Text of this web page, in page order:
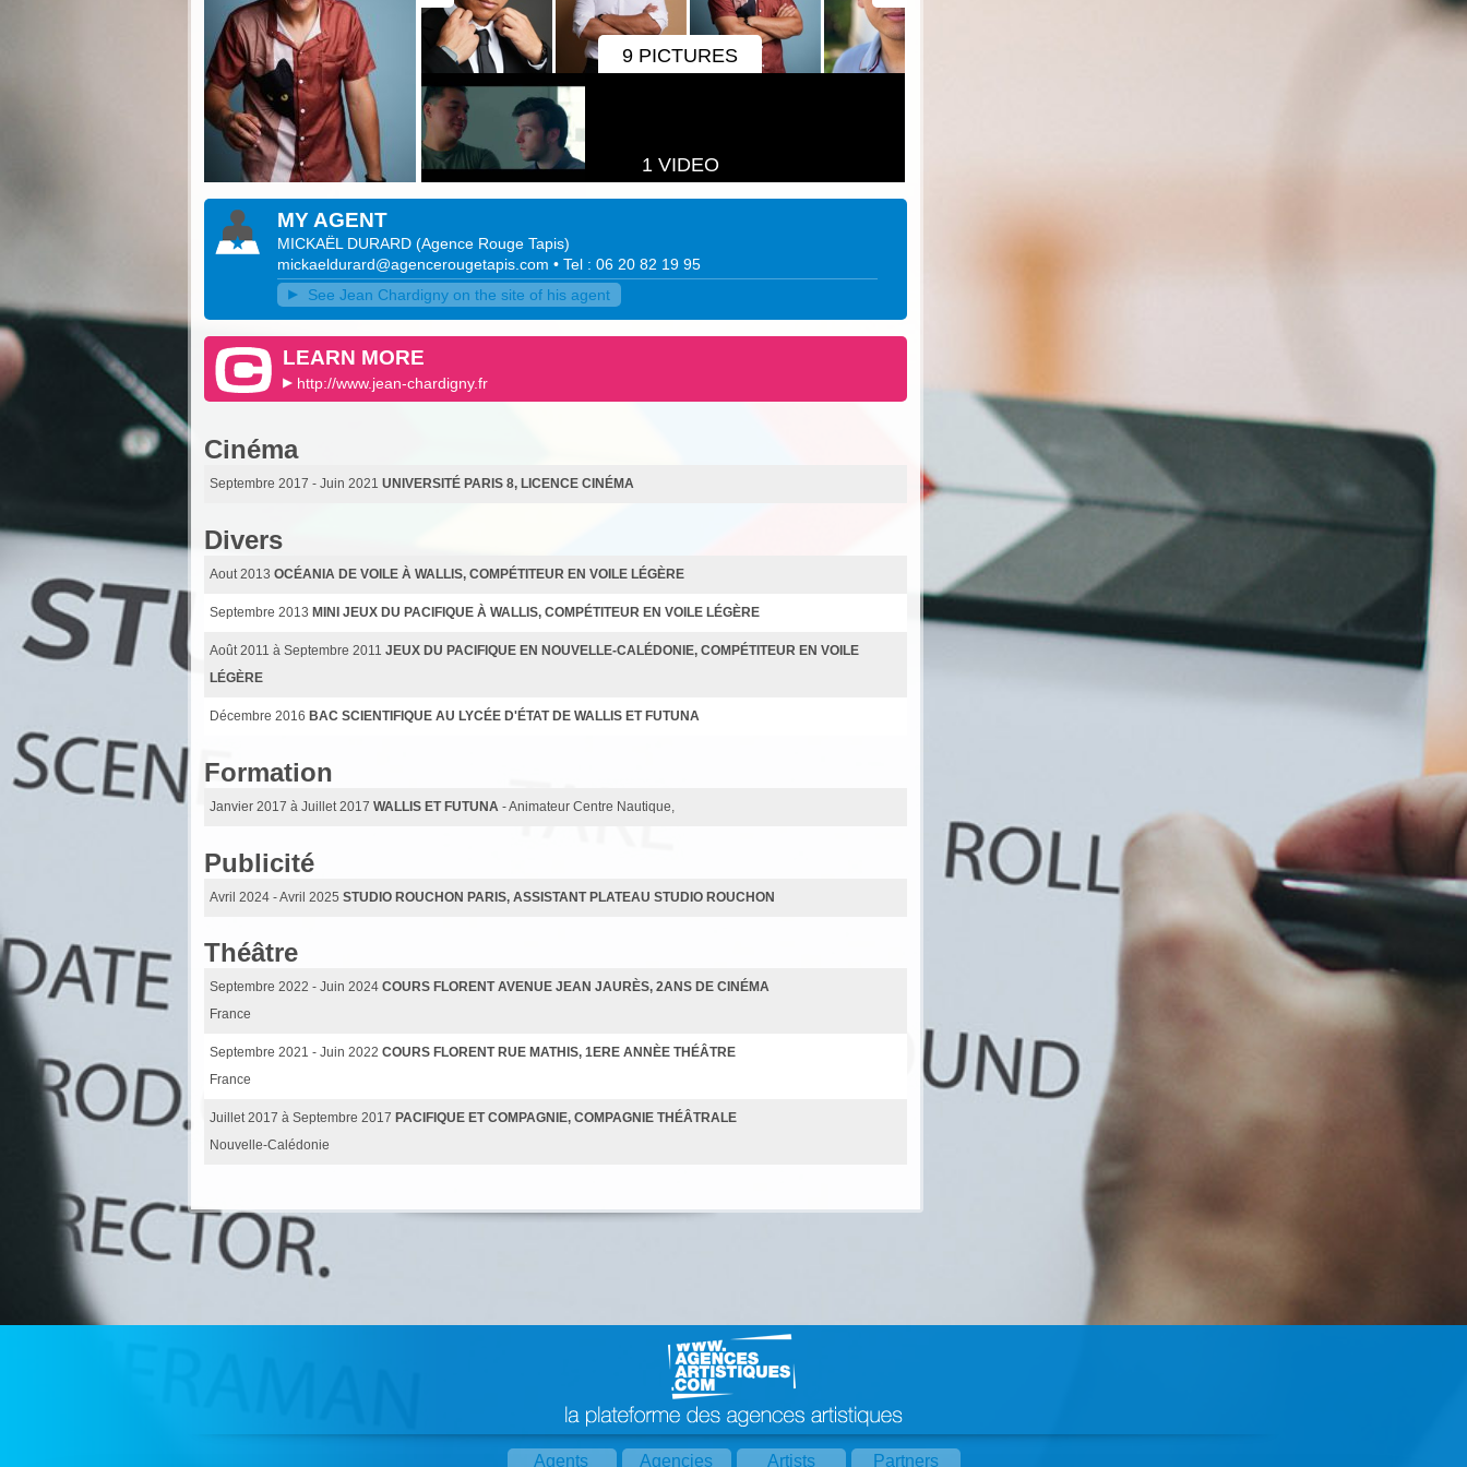
9 PICTURES
1 VIDEO
MY AGENT
MICKAËL DURARD (Agence Rouge Tapis)
mickaeldurard@agencerougetapis.com • Tel : 06 20 82 19 95
See Jean Chardigny on the site of his agent
LEARN MORE
http://www.jean-chardigny.fr
Cinéma
Septembre 2017 - Juin 2021 UNIVERSITÉ PARIS 8, LICENCE CINÉMA
Divers
Aout 2013 OCÉANIA DE VOILE À WALLIS, COMPÉTITEUR EN VOILE LÉGÈRE
Septembre 2013 MINI JEUX DU PACIFIQUE À WALLIS, COMPÉTITEUR EN VOILE LÉGÈRE
Août 2011 à Septembre 2011 JEUX DU PACIFIQUE EN NOUVELLE-CALÉDONIE, COMPÉTITEUR EN VOILE
LÉGÈRE
Décembre 2016 BAC SCIENTIFIQUE AU LYCÉE D'ÉTAT DE WALLIS ET FUTUNA
Formation
Janvier 2017 à Juillet 2017 WALLIS ET FUTUNA - Animateur Centre Nautique,
Publicité
Avril 2024 - Avril 2025 STUDIO ROUCHON PARIS, ASSISTANT PLATEAU STUDIO ROUCHON
Théâtre
Septembre 2022 - Juin 2024 COURS FLORENT AVENUE JEAN JAURÈS, 2ANS DE CINÉMA
France
Septembre 2021 - Juin 2022 COURS FLORENT RUE MATHIS, 1ERE ANNÈE THÉÂTRE
France
Juillet 2017 à Septembre 2017 PACIFIQUE ET COMPAGNIE, COMPAGNIE THÉÂTRALE
Nouvelle-Calédonie
Agents Agencies Artists Partners